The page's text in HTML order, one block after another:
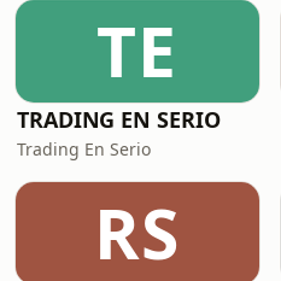
TE
TRADING EN SERIO
Trading En Serio
RS